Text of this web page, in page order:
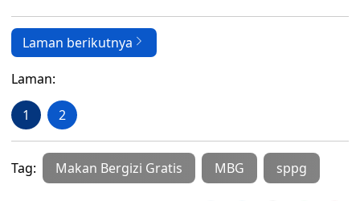
Laman berikutnya
Laman:
1 2
Tag: Makan Bergizi Gratis MBG sppg